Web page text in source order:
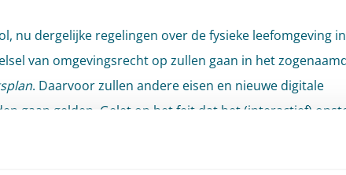
nu dergelijke regelingen over de fysieke leefomgeving
van omgevingsrecht op zullen gaan in het
. Daarvoor zullen andere eisen en nieuwe digitale
gaan gelden. Gelet op het feit dat het (interactief)